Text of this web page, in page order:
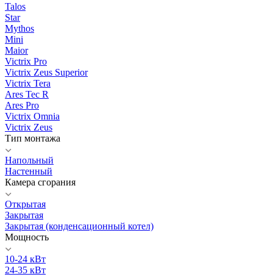
Talos
Star
Mythos
Mini
Maior
Victrix Pro
Victrix Zeus Superior
Victrix Tera
Ares Tec R
Ares Pro
Victrix Omnia
Victrix Zeus
Тип монтажа
Напольный
Настенный
Камера сгорания
Открытая
Закрытая
Закрытая (конденсационный котел)
Мощность
10-24 кВт
24-35 кВт